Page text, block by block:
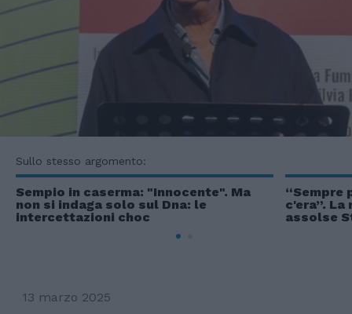
Sullo stesso argomento:
Sempio in caserma: "Innocente". Ma
non si indaga solo sul Dna: le
intercettazioni choc
“Sempre
c'era”.
assolse
13 marzo 2025